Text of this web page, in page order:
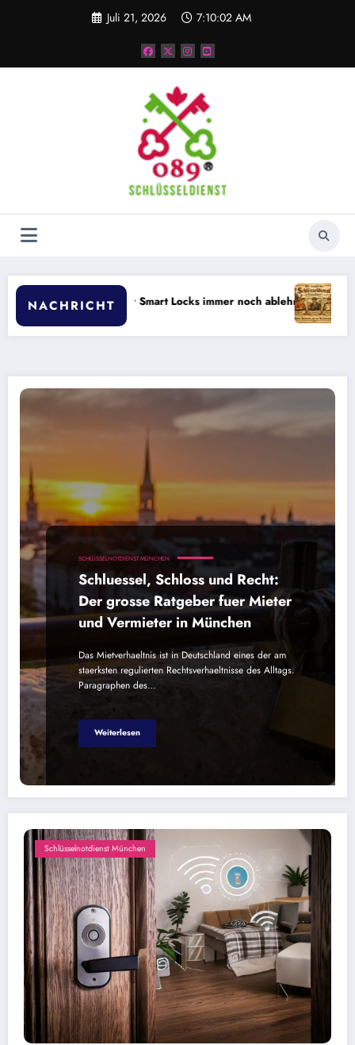
Juli 21, 2026 7:10:03 AM
NACHRICHT
Vermieter Smart Locks immer noch ablehnen Wer zahlt den
SCHLÜSSELNOTDIENST MÜNCHEN
Schluessel, Schloss und Recht:
Der grosse Ratgeber fuer Mieter
und Vermieter in München
Das Mietverhaeltnis ist in Deutschland eines der am
staerksten regulierten Rechtsverhaeltnisse des Alltags.
Paragraphen des…
Weiterlesen
Schlüsselnotdienst München